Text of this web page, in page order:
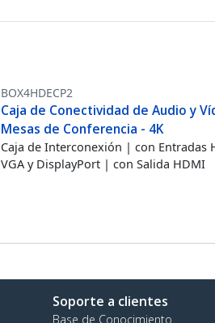
BOX4HDECP2
Caja de Conectividad de Audio y
Mesas de Conferencia - 4K
Caja de Interconexión | con Entradas
VGA y DisplayPort | con Salida HDMI
Soporte a clientes
Base de Conocimiento